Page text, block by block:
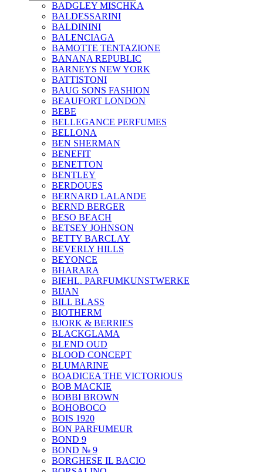
BADGLEY MISCHKA
BALDESSARINI
BALDININI
BALENCIAGA
BAMOTTE TENTAZIONE
BANANA REPUBLIC
BARNEYS NEW YORK
BATTISTONI
BAUG SONS FASHION
BEAUFORT LONDON
BEBE
BELLEGANCE PERFUMES
BELLONA
BEN SHERMAN
BENEFIT
BENETTON
BENTLEY
BERDOUES
BERNARD LALANDE
BERND BERGER
BESO BEACH
BETSEY JOHNSON
BETTY BARCLAY
BEVERLY HILLS
BEYONCE
BHARARA
BIEHL. PARFUMKUNSTWERKE
BIJAN
BILL BLASS
BIOTHERM
BJORK & BERRIES
BLACKGLAMA
BLEND OUD
BLOOD CONCEPT
BLUMARINE
BOADICEA THE VICTORIOUS
BOB MACKIE
BOBBI BROWN
BOHOBOCO
BOIS 1920
BON PARFUMEUR
BOND 9
BOND № 9
BORGHESE IL BACIO